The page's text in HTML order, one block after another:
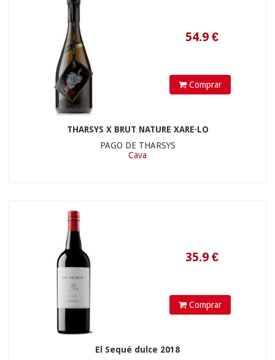
Comprar
THARSYS X BRUT NATURE XARE·LO
PAGO DE THARSYS
Cava
Comprar
El Sequé dulce 2018